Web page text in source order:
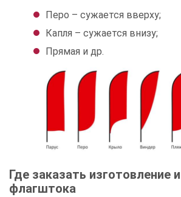
Перо – сужается вверху;
Капля – сужается внизу;
Прямая и др.
Где заказать изготовление
флагштока